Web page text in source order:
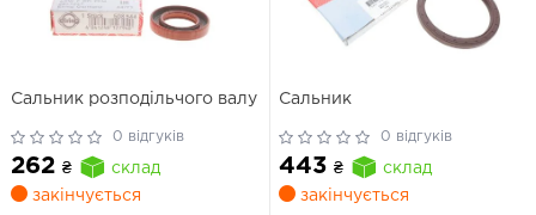
Сальник розподільчого валу
0 відгуків
262 ₴
склад
закінчується
Сальник
0 відгуків
443 ₴
склад
закінчується